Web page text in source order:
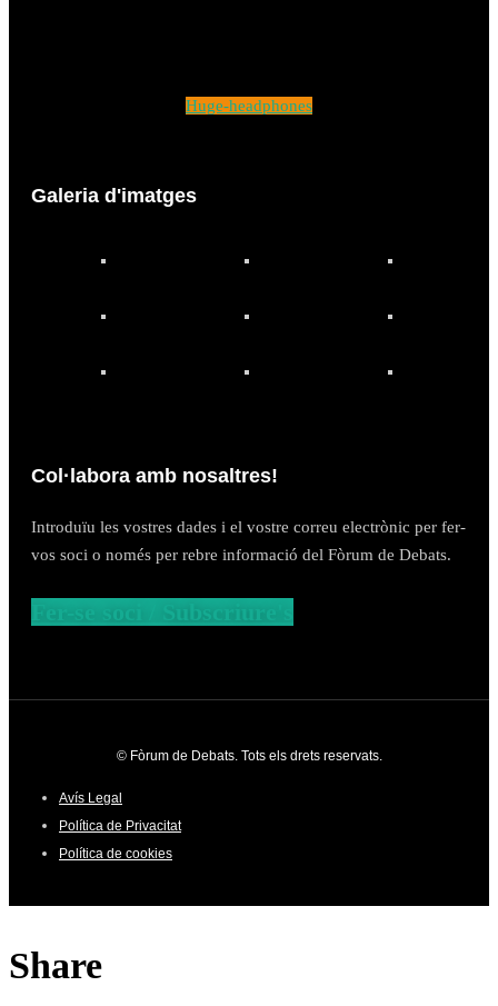
Huge-headphones
Galeria d'imatges
Col·labora amb nosaltres!
Introduïu les vostres dades i el vostre correu electrònic per fer-
vos soci o només per rebre informació del Fòrum de Debats.
© Fòrum de Debats. Tots els drets reservats.
Avís Legal
Política de Privacitat
Política de cookies
Share